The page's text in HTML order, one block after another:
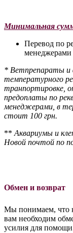
Минимальная
Перевод по
менеджерами
* Ветпрепараты и
температурного
транпортировке,
предоплаты по
менеджерами, в
стоит 100 грн.
** Аквариумы и
Новой почтой по
Обмен и возврат
Мы понимаем, что
вам необходим
усилия для